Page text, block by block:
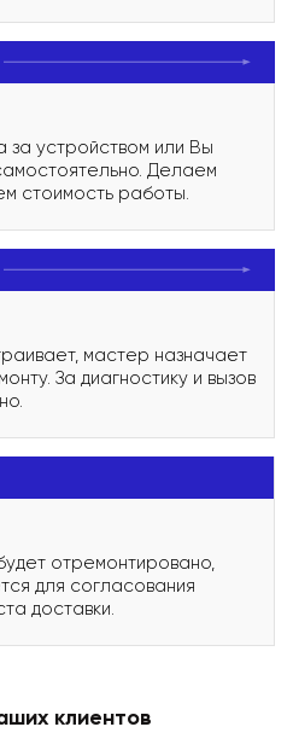
устройством или Вы
Делаем
стоимость работы.
мастер назначает
За диагностику и вызов
отремонтировано,
для согласования
доставки.
клиентов